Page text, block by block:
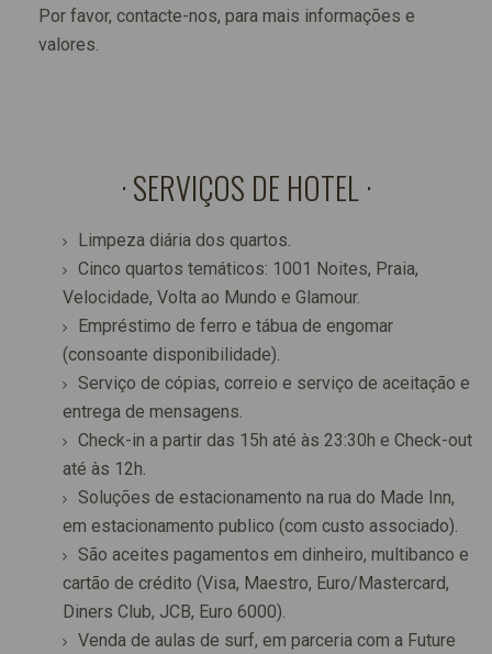
Por favor, contacte-nos, para mais informações e
valores.
SERVIÇOS DE HOTEL
Limpeza diária dos quartos.
Cinco quartos temáticos: 1001 Noites, Praia,
Velocidade, Volta ao Mundo e Glamour.
Empréstimo de ferro e tábua de engomar
(consoante disponibilidade).
Serviço de cópias, correio e serviço de aceitação e
entrega de mensagens.
Check-in a partir das 15h até às 23:30h e Check-out
até às 12h.
Soluções de estacionamento na rua do Made Inn,
em estacionamento publico (com custo associado).
São aceites pagamentos em dinheiro, multibanco e
cartão de crédito (Visa, Maestro, Euro/Mastercard,
Diners Club, JCB, Euro 6000).
Venda de aulas de surf, em parceria com a Future